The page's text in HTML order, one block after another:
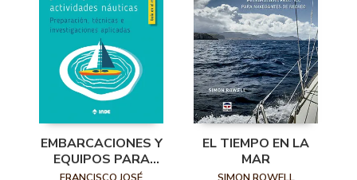
EMBARCACIONES Y
EQUIPOS PARA
ACTIVIDADES
EL TIEMPO EN LA
MAR